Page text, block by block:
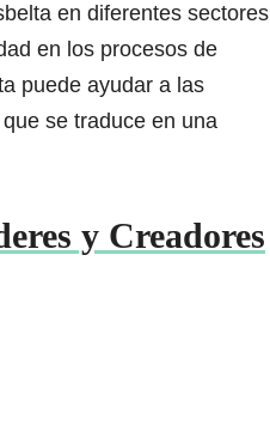
en diferentes sectores
en los procesos de
puede ayudar a las
se traduce en una
y Creadores